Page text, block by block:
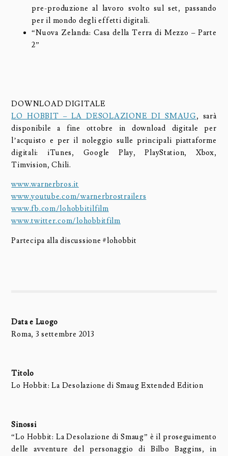
pre-produzione al lavoro svolto sul set, passando
per il mondo degli effetti digitali.
“Nuova Zelanda: Casa della Terra di Mezzo – Parte
2”
DOWNLOAD DIGITALE
LO HOBBIT – LA DESOLAZIONE DI SMAUG, sarà
disponibile a fine ottobre in download digitale per
l’acquisto e per il noleggio sulle principali piattaforme
digitali: iTunes, Google Play, PlayStation, Xbox,
Timvision, Chili.
www.warnerbros.it
www.youtube.com/warnerbrostrailers
www.fb.com/lohobbitilfilm
www.twitter.com/lohobbitfilm
Partecipa alla discussione #lohobbit
Data e Luogo
Roma, 3 settembre 2013
Titolo
Lo Hobbit: La Desolazione di Smaug Extended Edition
Sinossi
“Lo Hobbit: La Desolazione di Smaug” è il proseguimento
delle avventure del personaggio di Bilbo Baggins, in